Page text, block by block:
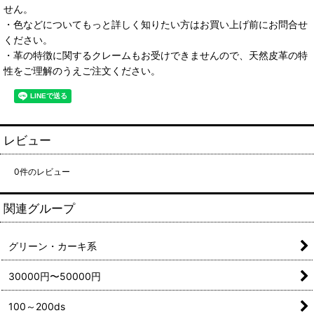
せん。
・色などについてもっと詳しく知りたい方はお買い上げ前にお問合せ
ください。
・革の特徴に関するクレームもお受けできませんので、天然皮革の特
性をご理解のうえご注文ください。
レビュー
0件のレビュー
関連グループ
グリーン・カーキ系
30000円〜50000円
100～200ds